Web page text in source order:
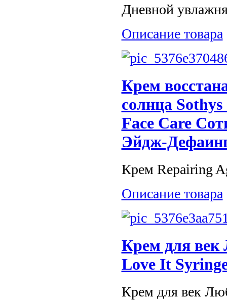
Дневной
Описание товара
Крем
солнца
Face Care
Эйдж-
Крем Repairing
Описание товара
Крем для век
Love It
Крем для век